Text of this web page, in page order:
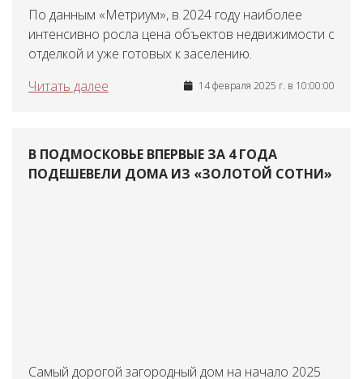
По данным «Метриум», в 2024 году наиболее
интенсивно росла цена объектов недвижимости с
отделкой и уже готовых к заселению.
Читать далее
14 февраля 2025 г. в 10:00:00
В ПОДМОСКОВЬЕ ВПЕРВЫЕ ЗА 4 ГОДА
ПОДЕШЕВЕЛИ ДОМА ИЗ «ЗОЛОТОЙ СОТНИ»
Самый дорогой загородный дом на начало 2025